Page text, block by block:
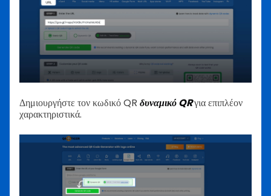
Δημιουργήστε τον κωδικό QR δυναμικό QRγια επιπλέον
χαρακτηριστικά.